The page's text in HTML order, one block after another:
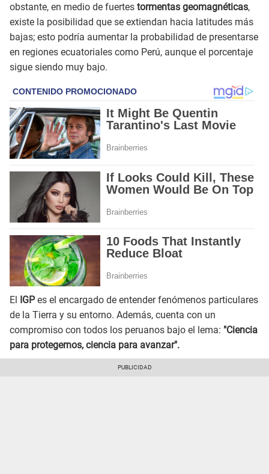
obstante, en medio de fuertes tormentas geomagnéticas,
existe la posibilidad que se extiendan hacia latitudes más
bajas; esto podría aumentar la probabilidad de presentarse
en regiones ecuatoriales como Perú, aunque el porcentaje
sigue siendo muy bajo.
El IGPes el encargado de entender fenómenos particulares
de la Tierra y su entorno. Además, cuenta con un
compromiso con todos los peruanos bajo el lema: "Ciencia
para protegernos, ciencia para avanzar".